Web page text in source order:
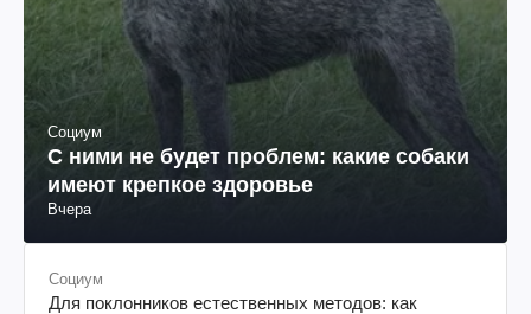
Социум
С ними не будет проблем: какие собаки
имеют крепкое здоровье
Вчера
Социум
Для поклонников естественных методов: как